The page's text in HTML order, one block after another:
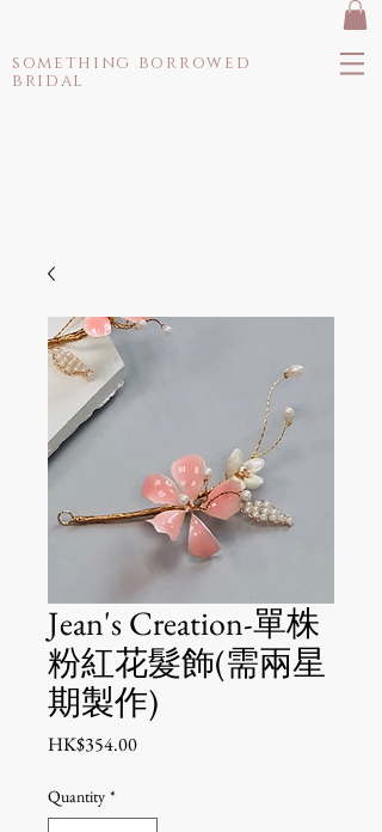
something borrowed
bridal
Jean's Creation-單株
粉紅花髮飾(需兩星
期製作)
HK$354.00Price
Quantity *